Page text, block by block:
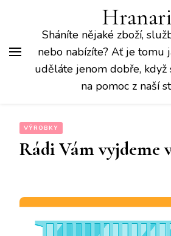
Hranari
Sháníte nějaké zboží,
nebo nabízíte? Ať je tomu
uděláte jenom dobře, když
na pomoc z naší
VÝROBKY
Rádi Vám vyjdeme